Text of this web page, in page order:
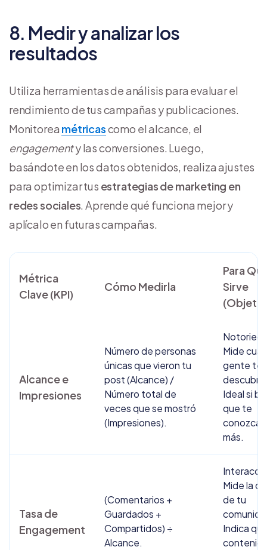
8. Medir y analizar los
resultados
Utiliza herramientas de análisis para evaluar el
rendimiento de tus campañas y publicaciones.
Monitorea métricascomo el alcance, el
engagementy las conversiones. Luego,
basándote en los datos obtenidos, realiza ajustes
para optimizar tus estrategias de marketing en
redes sociales. Aprende qué funciona mejor y
aplícalo en futuras campañas.
Métrica
Clave (KPI)
Cómo Medirla
Para
Sirve
Alcance e
Impresiones
Número de personas
únicas que vieron tu
post (Alcance) /
Número total de
veces que se mostró
(Impresiones).
Mide
gente te
Ideal si
que te
conozcan
más.
Tasa de
Engagement
(Comentarios +
Guardados +
Compartidos) ÷
Alcance.
Mide la
de tu
Indica